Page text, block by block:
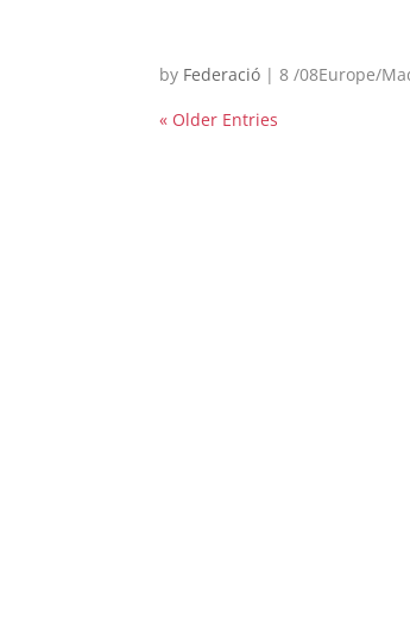
by Federació |8 /08Europe/
« Older Entries